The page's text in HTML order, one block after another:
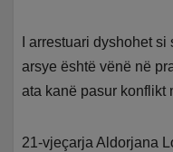
I arrestuari dyshohet
arsye është vënë në
ata kanë pasur konflikt
21-vjeçarja Aldorjana